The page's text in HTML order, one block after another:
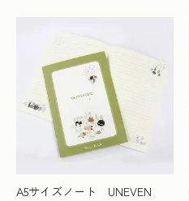
A5サイズノート UNEVEN